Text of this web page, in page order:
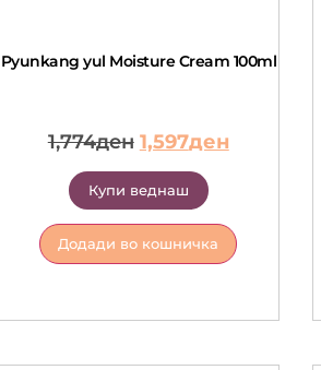
Pyunkang yul Moisture Cream 100ml
1,774ден 1,597ден
Купи веднаш
Додади во кошничка